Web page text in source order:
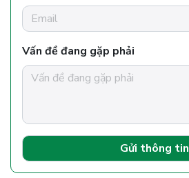
Vấn đề đang gặp phải
Gửi thông tin